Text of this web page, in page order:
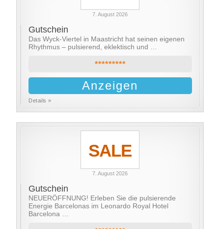
7. August 2026
Gutschein
Das Wyck-Viertel in Maastricht hat seinen eigenen
Rhythmus – pulsierend, eklektisch und …
*********
Anzeigen
Details »
SALE
7. August 2026
Gutschein
NEUERÖFFNUNG! Erleben Sie die pulsierende
Energie Barcelonas im Leonardo Royal Hotel
Barcelona …